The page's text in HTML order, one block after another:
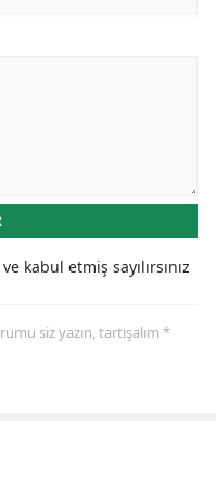
kabul etmiş sayılırsınız
siz yazın, tartışalım *